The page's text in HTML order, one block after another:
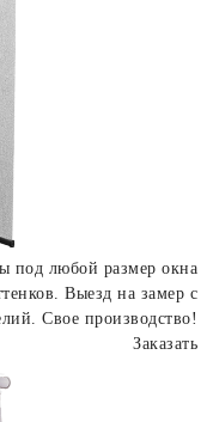
под любой размер окна
Выезд на замер с
Свое производство!
Заказать